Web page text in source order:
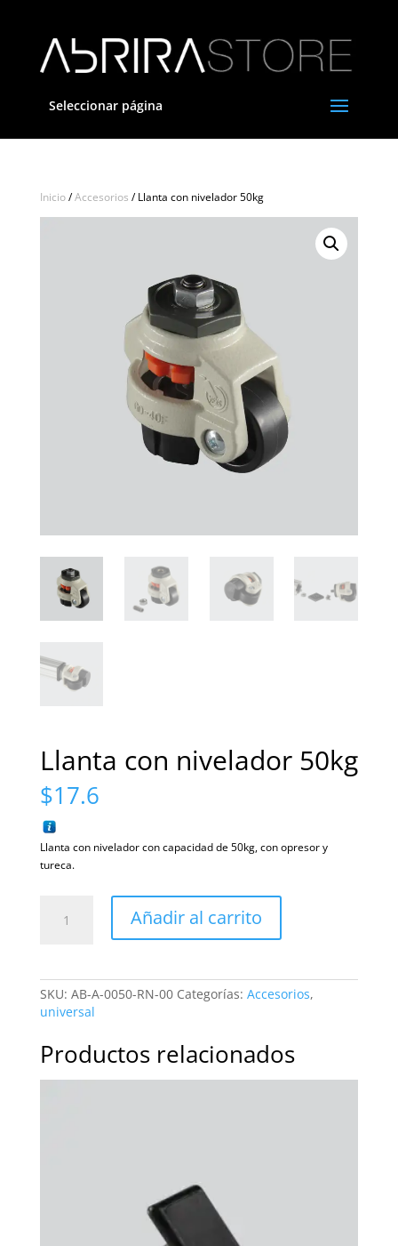
Seleccionar página
Inicio/Accesorios / Llanta con nivelador 50kg
Llanta con nivelador 50kg
$17.6
Llanta con nivelador con capacidad de 50kg, con opresor y
tureca.
Añadir al carrito
SKU: AB-A-0050-RN-00 Categorías: Accesorios,
universal
Productos relacionados